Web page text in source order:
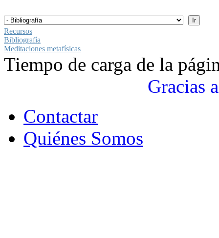
Recursos
Bibliografía
Meditaciones metafísicas
Tiempo de carga de la
Gracias a
Contactar
Quiénes Somos